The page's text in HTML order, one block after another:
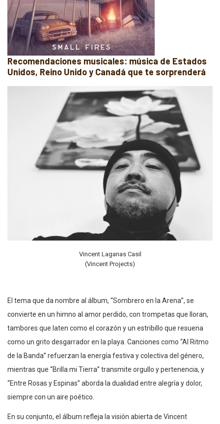
Recomendaciones musicales: música de Estados
Unidos, Reino Unido y Canadá que te sorprenderá
Vincent Laganas Casil
(Vincent Projects)
El tema que da nombre al álbum, “Sombrero en la Arena”, se
convierte en un himno al amor perdido, con trompetas que lloran,
tambores que laten como el corazón y un estribillo que resuena
como un grito desgarrador en la playa. Canciones como “Al Ritmo
de la Banda” refuerzan la energía festiva y colectiva del género,
mientras que “Brilla mi Tierra” transmite orgullo y pertenencia, y
“Entre Rosas y Espinas” aborda la dualidad entre alegría y dolor,
siempre con un aire poético.
En su conjunto, el álbum refleja la visión abierta de Vincent